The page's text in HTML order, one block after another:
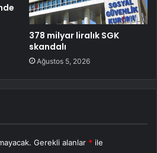
378 milyar liralık SGK
skandalı
Ağustos 5, 2026
Gerekli alanlar * ile